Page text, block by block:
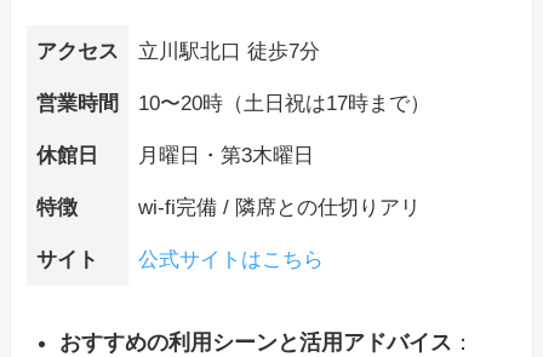
アクセス 立川駅北口 徒歩7分
営業時間 10〜20時（土日祝は17時まで）
休館日 月曜日・第3木曜日
特徴 wi-fi完備 / 隣席との仕切りアリ
サイト 公式サイトはこちら
おすすめの利用シーンと活用アドバイス ：